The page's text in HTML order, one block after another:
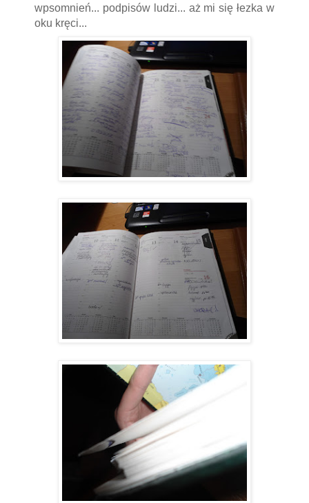
wpsomnień... podpisów ludzi... aż mi się łezka w
oku kręci...